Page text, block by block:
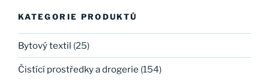
KATEGORIE PRODUKTŮ
Bytový textil (25)
Čistící prostředky a drogerie (154)